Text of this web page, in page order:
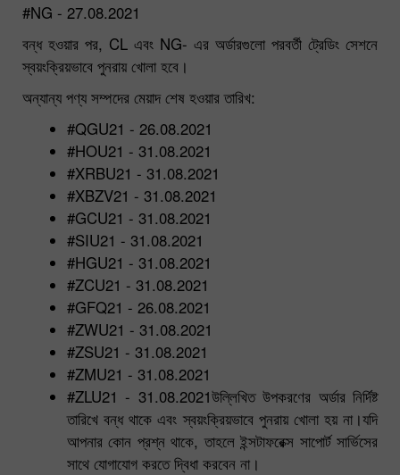
#NG - 27.08.2021
বন্ধ হওয়ার পর, CL এবং NG- এর অর্ডারগুলো পরবর্তী ট্রেডিং সেশনে
স্বয়ংক্রিয়ভাবে পুনরায় খোলা হবে।
অন্যান্য পণ্য সম্পদের মেয়াদ শেষ হওয়ার তারিখ:
#QGU21 - 26.08.2021
#HOU21 - 31.08.2021
#XRBU21 - 31.08.2021
#XBZV21 - 31.08.2021
#GCU21 - 31.08.2021
#SIU21 - 31.08.2021
#HGU21 - 31.08.2021
#ZCU21 - 31.08.2021
#GFQ21 - 26.08.2021
#ZWU21 - 31.08.2021
#ZSU21 - 31.08.2021
#ZMU21 - 31.08.2021
#ZLU21 - 31.08.2021উল্লিখিত উপকরণের অর্ডার নির্দিষ্ট
তারিখে বন্ধ থাকে এবং স্বয়ংক্রিয়ভাবে পুনরায় খোলা হয় না।যদি
আপনার কোন প্রশ্ন থাকে, তাহলে ইন্সটাফরেক্স সাপোর্ট সার্ভিসের
সাথে যোগাযোগ করতে দ্বিধা করবেন না।